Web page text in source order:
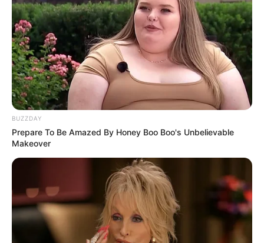
Foto – foto Alifhia Fitri
1. Gayanya memang selalu keren dan kekinian
BUZZDAY
Prepare To Be Amazed By Honey Boo Boo's Unbelievable
Makeover